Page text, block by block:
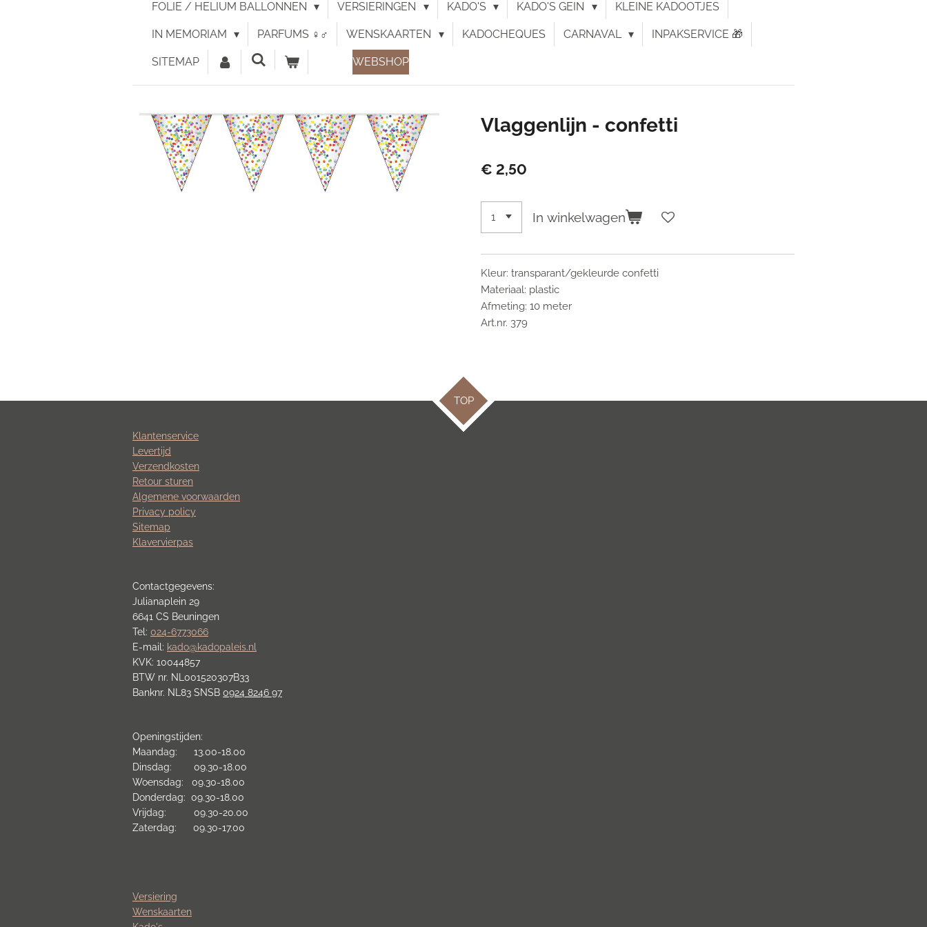
FOLIE / HELIUM BALLONNEN VERSIERINGEN KADO'S KADO'S GEIN KLEINE KADOOTJES
IN MEMORIAM PARFUMS ♀︎♂︎ WENSKAARTEN KADOCHEQUES CARNAVAL INPAKSERVICE 🎁
SITEMAP WEBSHOP
Vlaggenlijn - confetti
€ 2,50
In winkelwagen
Kleur: transparant/gekleurde confetti
Materiaal: plastic
Afmeting: 10 meter
Art.nr. 379
TOP
Klantenservice
Levertijd
Verzendkosten
Retour sturen
Algemene voorwaarden
Privacy policy
Sitemap
Klavervierpas
Contactgegevens:
Julianaplein 29
6641 CS Beuningen
Tel: 024-6773066
E-mail: kado@kadopaleis.nl
KVK: 10044857
BTW nr. NL001520307B33
Banknr. NL83 SNSB 0924 8246 97
Openingstijden:
Maandag: 13.00-18.00
Dinsdag: 09.30-18.00
Woensdag: 09.30-18.00
Donderdag: 09.30-18.00
Vrijdag: 09.30-20.00
Zaterdag: 09.30-17.00
Versiering
Wenskaarten